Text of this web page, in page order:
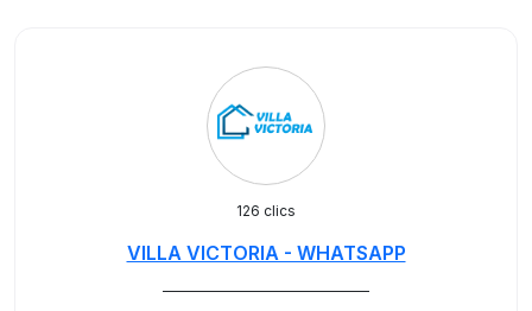
126 clics
VILLA VICTORIA - WHATSAPP